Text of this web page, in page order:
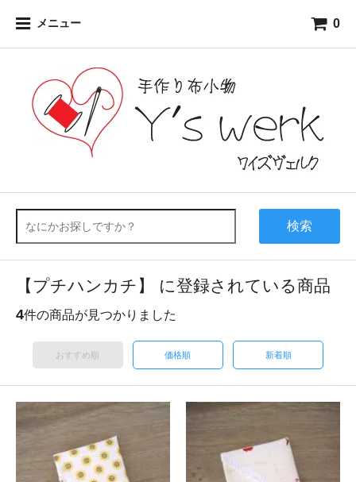
メニュー 0
検索
【プチハンカチ】 に登録されている商品
4件の商品が見つかりました
おすすめ順 価格順 新着順